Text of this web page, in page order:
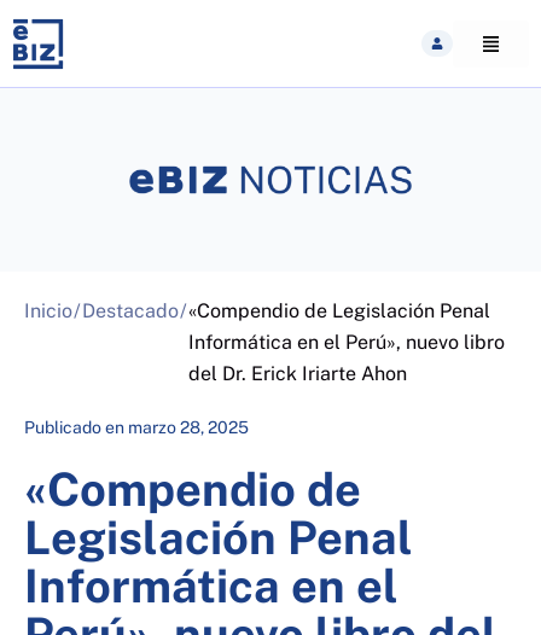
content
Inicio/Destacado/«Compendio de Legislación Penal
Informática en el Perú», nuevo libro
del Dr. Erick Iriarte Ahon
Publicado en marzo 28, 2025
«Compendio de
Legislación Penal
Informática en el